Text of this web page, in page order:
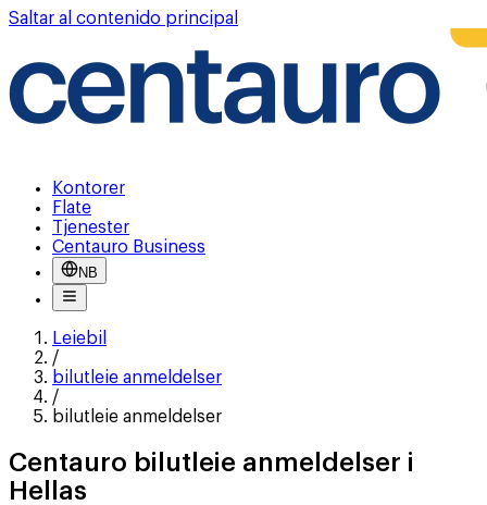
Saltar al contenido principal
Kontorer
Flate
Tjenester
Centauro Business
NB
Leiebil
/
bilutleie anmeldelser
/
bilutleie anmeldelser
Centauro bilutleie anmeldelser i
Hellas